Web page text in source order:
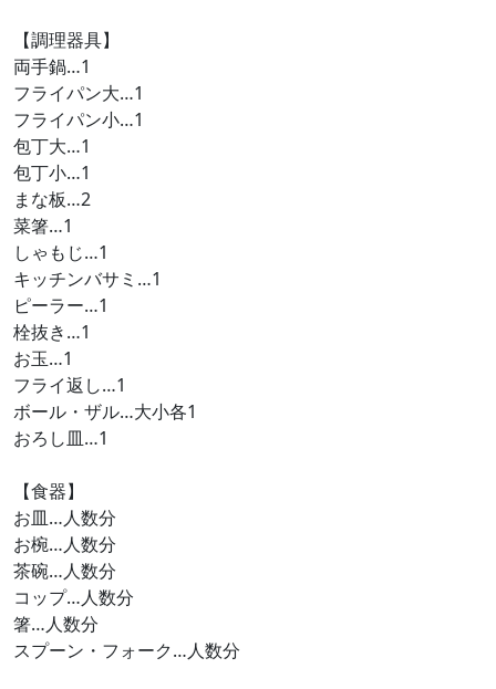
【調理器具】
両手鍋…1
フライパン大…1
フライパン小…1
包丁大…1
包丁小…1
まな板…2
菜箸…1
しゃもじ…1
キッチンバサミ…1
ピーラー…1
栓抜き…1
お玉…1
フライ返し…1
ボール・ザル…大小各1
おろし皿…1
【食器】
お皿…人数分
お椀…人数分
茶碗…人数分
コップ…人数分
箸…人数分
スプーン・フォーク…人数分